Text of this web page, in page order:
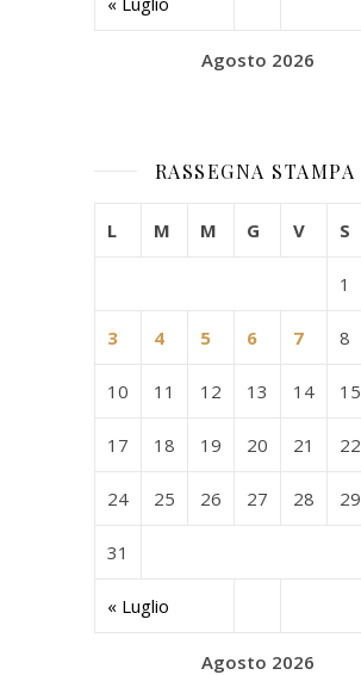
Agosto 2026
RASSEGNA STAMPA
Agosto 2026
L M M G V S
« Luglio
1
3 4 5 6 7 8
10 11 12 13 14 15
17 18 19 20 21 22
24 25 26 27 28 29
31